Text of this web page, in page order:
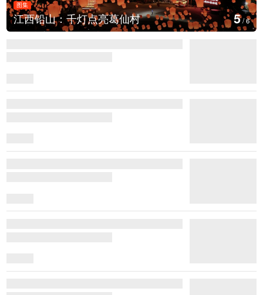
图集
江西铅山：千灯点亮葛仙村 6/6